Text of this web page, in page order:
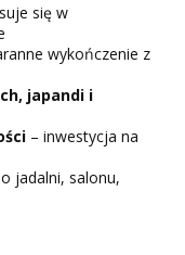
się w
wykończenie z
japandi i
– inwestycja na
jadalni, salonu,